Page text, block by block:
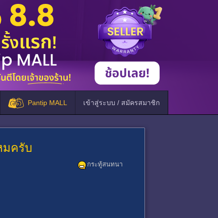
Pantip MALL เข้าสู่ระบบ / สมัครสมาชิก
มครับ
กระทู้สนทนา